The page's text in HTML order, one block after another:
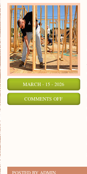
MARCH - 15 - 2026
COMMENTS OFFON
POSTED BY ADMIN